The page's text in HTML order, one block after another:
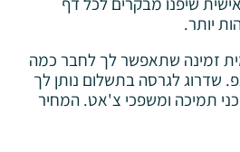
יותר.
זמינה שתאפשר לך לחבר כמה
לגרסה בתשלום נותן לך
תמיכה ומשפכי צ'אט. המחיר